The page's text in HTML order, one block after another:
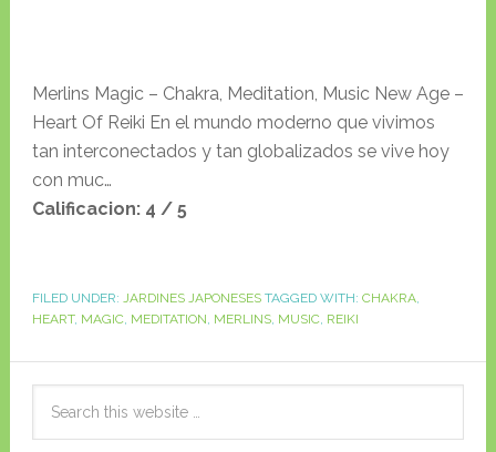
Merlins Magic – Chakra, Meditation, Music New Age –
Heart Of Reiki En el mundo moderno que vivimos
tan interconectados y tan globalizados se vive hoy
con muc…
Calificacion: 4 / 5
FILED UNDER: JARDINES JAPONESES TAGGED WITH: CHAKRA,
HEART, MAGIC, MEDITATION, MERLINS, MUSIC, REIKI